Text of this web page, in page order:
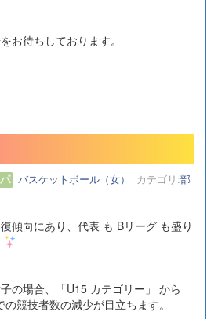
お待ちしております。
バスケットボール（女） カテゴリ:部
傾向にあり、代表 も Bリーグ も盛り
の場合、「U15 カテゴリー」 から
の競技者数の減少が目立ちます。